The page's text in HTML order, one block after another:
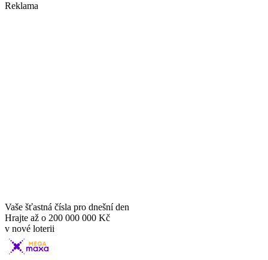
Reklama
Vaše šťastná čísla pro dnešní den
Hrajte až o 200 000 000 Kč
v nové loterii